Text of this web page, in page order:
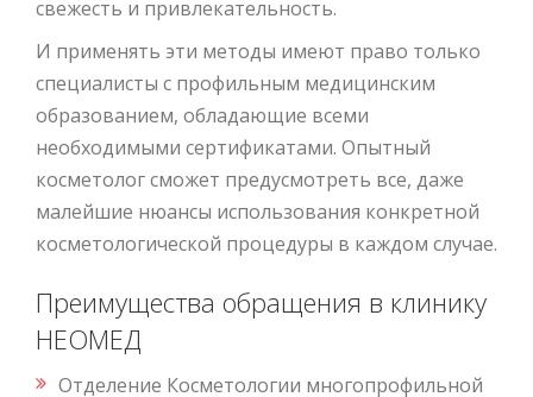
свежесть и привлекательность.
И применять эти методы имеют право только
специалисты с профильным медицинским
образованием, обладающие всеми
необходимыми сертификатами. Опытный
косметолог сможет предусмотреть все, даже
малейшие нюансы использования конкретной
косметологической процедуры в каждом случае.
Преимущества обращения в клинику
НЕОМЕД
Отделение Косметологии многопрофильной